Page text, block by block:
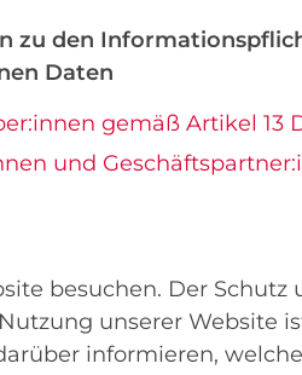
zu den
Daten
gemäß Artikel 13
und
besuchen. Der
unserer Website
informieren,